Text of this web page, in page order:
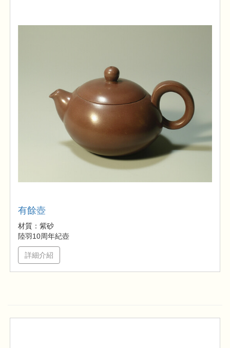
有餘壺
材質：紫砂
陸羽10周年紀壺
詳細介紹